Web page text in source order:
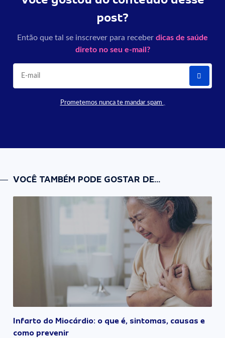
post?
Então que tal se inscrever para receber dicas de saúde
direto no seu e-mail?
Prometemos nunca te mandar spam
VOCÊ TAMBÉM PODE GOSTAR DE...
Infarto do Miocárdio: o que é, sintomas, causas e
como prevenir